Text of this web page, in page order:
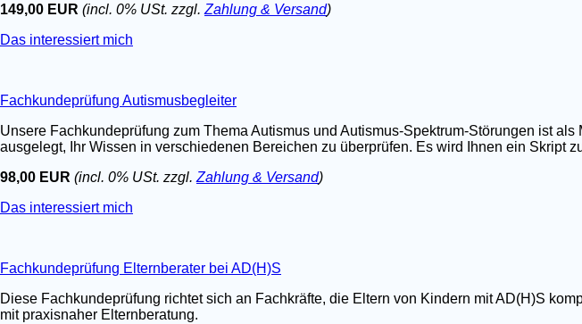
149,00 EUR (incl. 0% USt. zzgl. Zahlung & Versand)
Das interessiert mich
Fachkundeprüfung Autismusbegleiter
Unsere Fachkundeprüfung zum Thema Autismus und Autismus-Spektrum-Störungen ist
ausgelegt, Ihr Wissen in verschiedenen Bereichen zu überprüfen. Es wird Ihnen ein Skript
98,00 EUR (incl. 0% USt. zzgl. Zahlung & Versand)
Das interessiert mich
Fachkundeprüfung Elternberater bei AD(H)S
Diese Fachkundeprüfung richtet sich an Fachkräfte, die Eltern von Kindern mit AD(H)S
mit praxisnaher Elternberatung.